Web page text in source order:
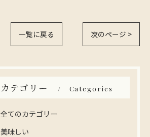
一覧に戻る 次のページ >
カテゴリー Categories
全てのカテゴリー
美味しい